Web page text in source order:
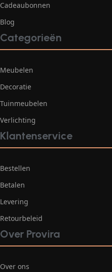
Cadeaubonnen
Blog
Categorieën
Meubelen
Decoratie
Tuinmeubelen
Verlichting
Klantenservice
Bestellen
Betalen
Levering
Retourbeleid
Over Provira
Over ons